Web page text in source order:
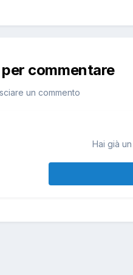
commentare
un commento
Hai già